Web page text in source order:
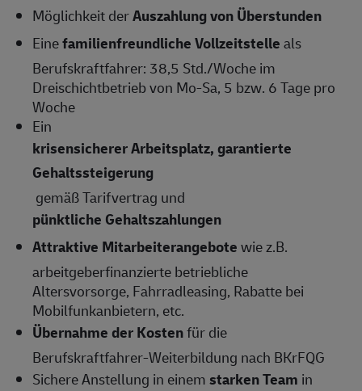
Möglichkeit derAuszahlung von Überstunden
EinefamilienfreundlicheVollzeitstelleals
Berufskraftfahrer: 38,5 Std./Woche im
Dreischichtbetrieb von Mo-Sa, 5 bzw. 6 Tage pro
Woche
Ein
krisensicherer Arbeitsplatz, garantierte
Gehaltssteigerung
gemäß Tarifvertrag und
pünktliche Gehaltszahlungen
Attraktive Mitarbeiterangebotewie z.B.
arbeitgeberfinanzierte betriebliche
Altersvorsorge, Fahrradleasing, Rabatte bei
Mobilfunkanbietern, etc.
Übernahme der Kostenfür die
Berufskraftfahrer-Weiterbildung nach BKrFQG
Sichere Anstellung in einemstarken Team in